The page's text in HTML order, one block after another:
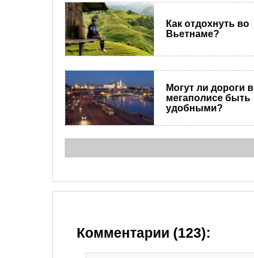
Как отдохнуть во
Вьетнаме?
Могут ли дороги в
мегаполисе быть
удобными?
Комментарии (123):